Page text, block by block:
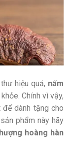
hiệu quả, nấm
Chính vì vậy,
dành tặng cho
phẩm này hãy
hoàng hàn